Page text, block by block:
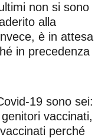
non si sono
alla
è in attesa
in precedenza
19 sono sei:
vaccinati,
perché